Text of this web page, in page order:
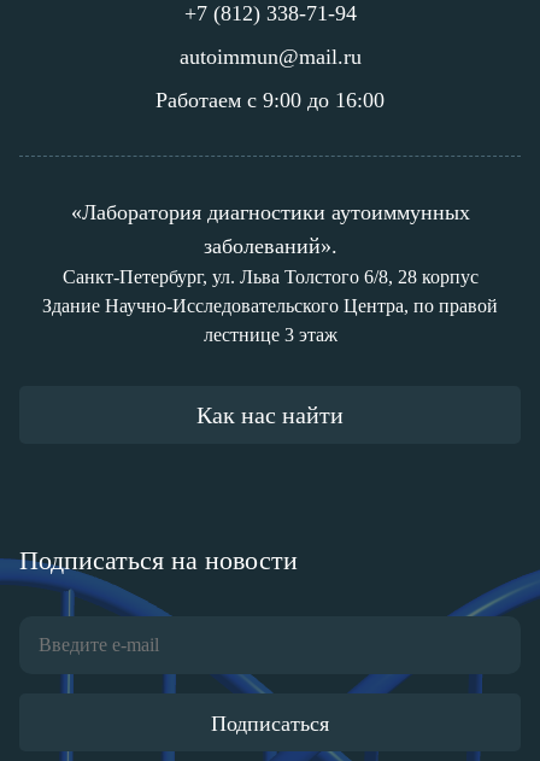
+7 (812) 338-71-94
autoimmun@mail.ru
Работаем с 9:00 до 16:00
«Лаборатория диагностики аутоиммунных
заболеваний».
Санкт-Петербург, ул. Льва Толстого 6/8, 28 корпус
Здание Научно-Исследовательского Центра, по правой
лестнице 3 этаж
Как нас найти
Подписаться на новости
Подписаться